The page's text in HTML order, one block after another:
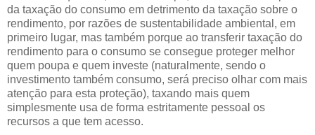
da taxação do consumo em detrimento da taxação sobre o
rendimento, por razões de sustentabilidade ambiental, em
primeiro lugar, mas também porque ao transferir taxação do
rendimento para o consumo se consegue proteger melhor
quem poupa e quem investe (naturalmente, sendo o
investimento também consumo, será preciso olhar com mais
atenção para esta proteção), taxando mais quem
simplesmente usa de forma estritamente pessoal os
recursos a que tem acesso.